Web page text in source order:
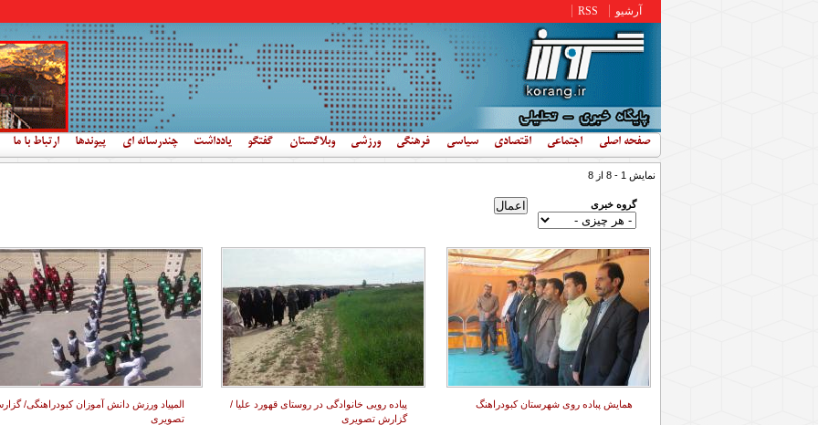
آرشیو RSS
صفحه اصلی اجتماعی اقتصادی سیاسی فرهنگی ورزشی وبلاگستان گفتگو یادداشت چندرسانه ای پیوندها ارتباط با ما
نمایش 1 - 8 از 8
گروه خبری
همایش پباده روی شهرستان کبودراهنگ
پیاده رویی خانوادگی در روستای قهورد علیا /
گزارش تصویری
المپیاد ورزش دانش آموزان کبودراهنگی/
تصویری